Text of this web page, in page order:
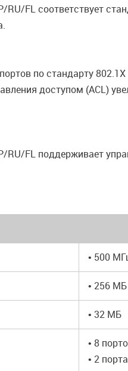
FL соответствует
по стандарту
доступом (ACL)
RU/FL поддерживает
• 500
• 256 MБ
• 32 МБ
• 8
• 2